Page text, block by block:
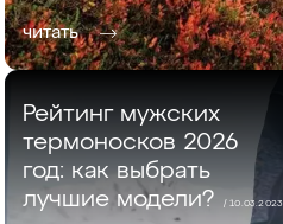
читать
Рейтинг мужских
термоносков 2026
год: как выбрать
лучшие модели?
/ 10.03.2023